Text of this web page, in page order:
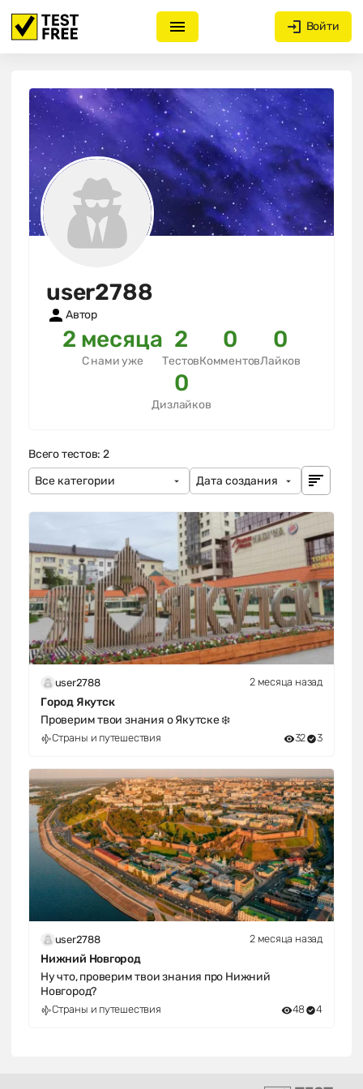
Войти
user2788
Автор
2 месяца
С нами уже
2
Тестов
0
Комментов
0
Лайков
0
Дизлайков
Всего тестов: 2
user2788 2 месяца назад
Город Якутск
Проверим твои знания о Якутске ❄️
Страны и путешествия 32 3
user2788 2 месяца назад
Нижний Новгород
Ну что, проверим твои знания про Нижний
Новгород?
Страны и путешествия 48 4